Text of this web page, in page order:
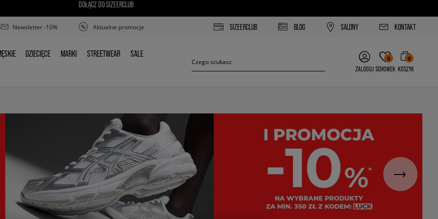
DOŁĄCZ DO SIZEERCLUB
Newsletter -10% Aktualne promocje SIZEERCLUB BLOG SALONY KONTAKT
DZIECIĘCE
DZIECIĘCE MARKI
MARKI STREETWEAR
STREETWEAR SALE
SALE
ZALOGUJ
0
SCHOWEK
0
KOSZYK